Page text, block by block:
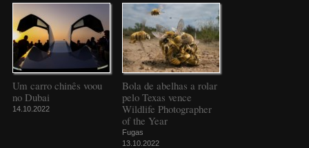
Um carro chinês voou
no Dubai
14.10.2022
Bola de abelhas a rolar
pelo Texas vence
Wildlife Photographer
of the Year
Fugas
13.10.2022